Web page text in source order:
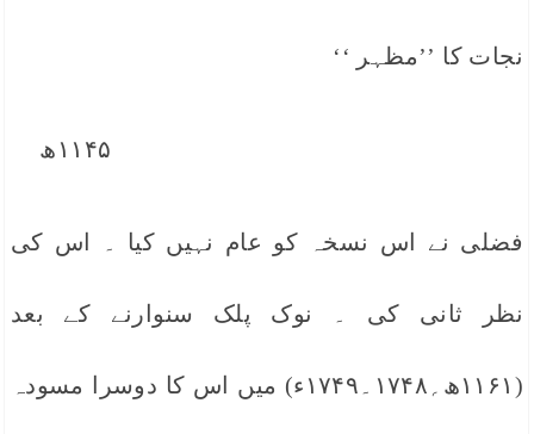
نجات کا ’’مظہر ‘‘
فضلی نے اس نسخہ کو عام نہیں کیا ۔ اس کی
نظر ثانی کی ۔ نوک پلک سنوارنے کے بعد
(۱۱۶۱ھ؍۱۷۴۸۔۱۷۴۹ء) میں اس کا دوسرا مسودہ